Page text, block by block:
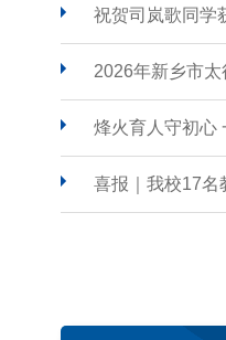
祝贺司岚歌同学
2026年新乡市
烽火育人守初心
喜报｜我校17名